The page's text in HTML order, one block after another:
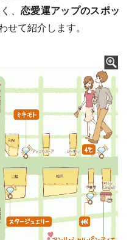
、 恋愛運アップのスポッ
せて紹介します。